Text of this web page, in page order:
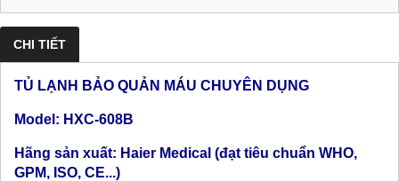
CHI TIẾT
TỦ LẠNH BẢO QUẢN MÁU CHUYÊN DỤNG
Model: HXC-608B
Hãng sản xuất: Haier Medical (đạt tiêu chuẩn WHO,
GPM, ISO, CE...)